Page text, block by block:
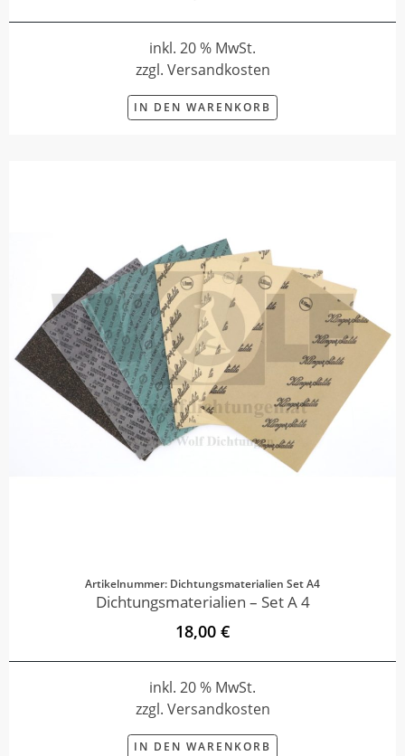
inkl. 20 % MwSt.
zzgl. Versandkosten
IN DEN WARENKORB
Artikelnummer: Dichtungsmaterialien Set A4
Dichtungsmaterialien – Set A 4
18,00 €
inkl. 20 % MwSt.
zzgl. Versandkosten
IN DEN WARENKORB